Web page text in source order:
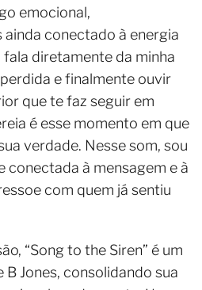
emocional,
conectado à energia
diretamente da minha
e finalmente ouvir
que te faz seguir em
é esse momento em que
verdade. Nesse som, sou
conectada à mensagem e à
com quem já sentiu
“Song to the Siren” é um
Jones, consolidando sua